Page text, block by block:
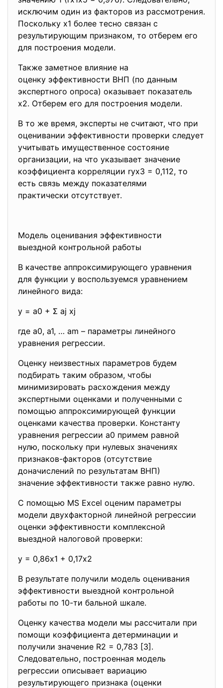
исключим один из факторов из рассмотрения.
Поскольку х1 более тесно связан с
результирующим признаком, то отберем его
для построения модели.
Также заметное влияние на
оценку эффективности ВНП (по данным
экспертного опроса) оказывает показатель
х2. Отберем его для построения модели.
В то же время, эксперты не считают, что при
оценивании эффективности проверки следует
учитывать имущественное состояние
организации, на что указывает значение
коэффициента корреляции rух3 = 0,112, то
есть связь между показателями
практически отсутствует.
Модель оценивания эффективности
выездной контрольной работы
В качестве аппроксимирующего уравнения
для функции y воспользуемся уравнением
линейного вида:
y = а0 + Σ aj xj
где а0, а1, … аm – параметры линейного
уравнения регрессии.
Оценку неизвестных параметров будем
подбирать таким образом, чтобы
минимизировать расхождения между
экспертными оценками и полученными с
помощью аппроксимирующей функции
оценками качества проверки. Константу
уравнения регрессии а0 примем равной
нулю, поскольку при нулевых значениях
признаков-факторов (отсутствие
доначислений по результатам ВНП)
значение эффективности также равно нулю.
С помощью MS Excel оценим параметры
модели двухфакторной линейной регрессии
оценки эффективности комплексной
выездной налоговой проверки:
y = 0,86х1 + 0,17х2
В результате получили модель оценивания
эффективности выездной контрольной
работы по 10-ти бальной шкале.
Оценку качества модели мы рассчитали при
помощи коэффициента детерминации и
получили значение R2 = 0,783 [3].
Следовательно, построенная модель
регрессии описывает вариацию
результирующего признака (оценки